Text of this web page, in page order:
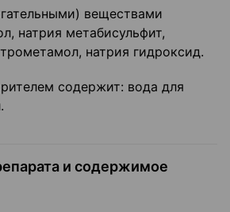
веществами
натрия метабисульфит,
натрия гидроксид.
содержит: вода для
и содержимое